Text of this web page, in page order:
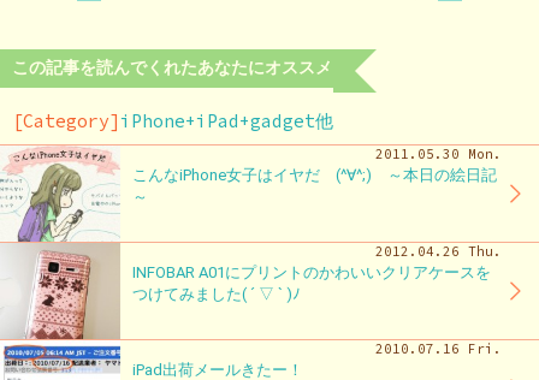
この記事を読んでくれたあなたにオススメ
[Category]iPhone+iPad+gadget他
2011.05.30 Mon.
こんなiPhone女子はイヤだ (^∀^;) ～本日の絵日記
～
2012.04.26 Thu.
INFOBAR A01にプリントのかわいいクリアケースを
つけてみました( ´ ▽ ` )ﾉ
2010.07.16 Fri.
iPad出荷メールきたー！